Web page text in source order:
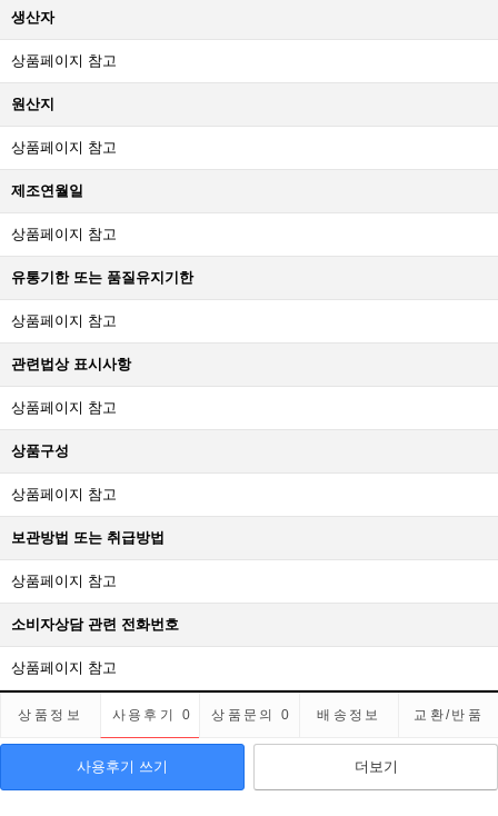
생산자
상품페이지 참고
원산지
상품페이지 참고
제조연월일
상품페이지 참고
유통기한 또는 품질유지기한
상품페이지 참고
관련법상 표시사항
상품페이지 참고
상품구성
상품페이지 참고
보관방법 또는 취급방법
상품페이지 참고
소비자상담 관련 전화번호
상품페이지 참고
상품정보 사용후기 0 상품문의0 배송정보 교환/반품
사용후기 쓰기 더보기